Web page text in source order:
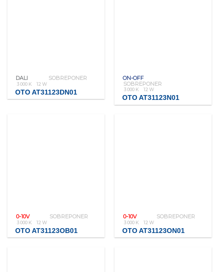
DALI SOBREPONER
3 000 K 12 W
OTO AT31123DN01
ON-OFF
SOBREPONER
3 000 K 12 W
OTO AT31123N01
0-10V SOBREPONER
3 000 K 12 W
OTO AT31123OB01
0-10V SOBREPONER
3 000 K 12 W
OTO AT31123ON01